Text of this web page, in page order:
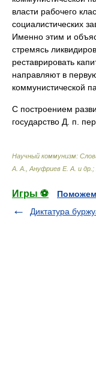
власти рабочего
социалистических
Именно этим и
стремясь
реставрировать
направляют в
коммунистической
С построением
государство Д. п.
Научный коммунизм:
А. А., Ануфриев Е. А. и
Игры ⚽
Диктатура